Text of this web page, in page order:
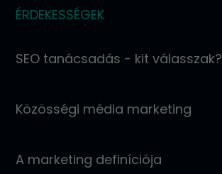
ÉRDEKESSÉGEK
SEO tanácsadás - kit válasszak?
Közösségi média marketing
A marketing definíciója